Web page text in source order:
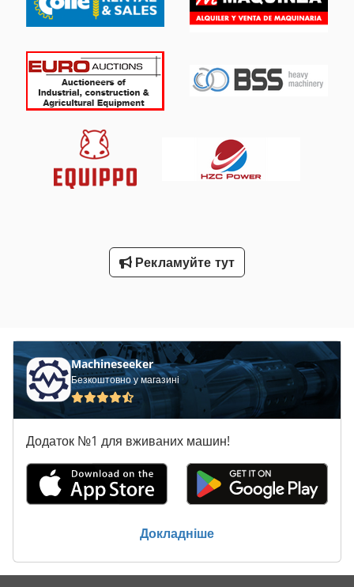
Рекламуйте тут
Machineseeker
Безкоштовно у магазині
Додаток №1 для вживаних машин!
Докладніше